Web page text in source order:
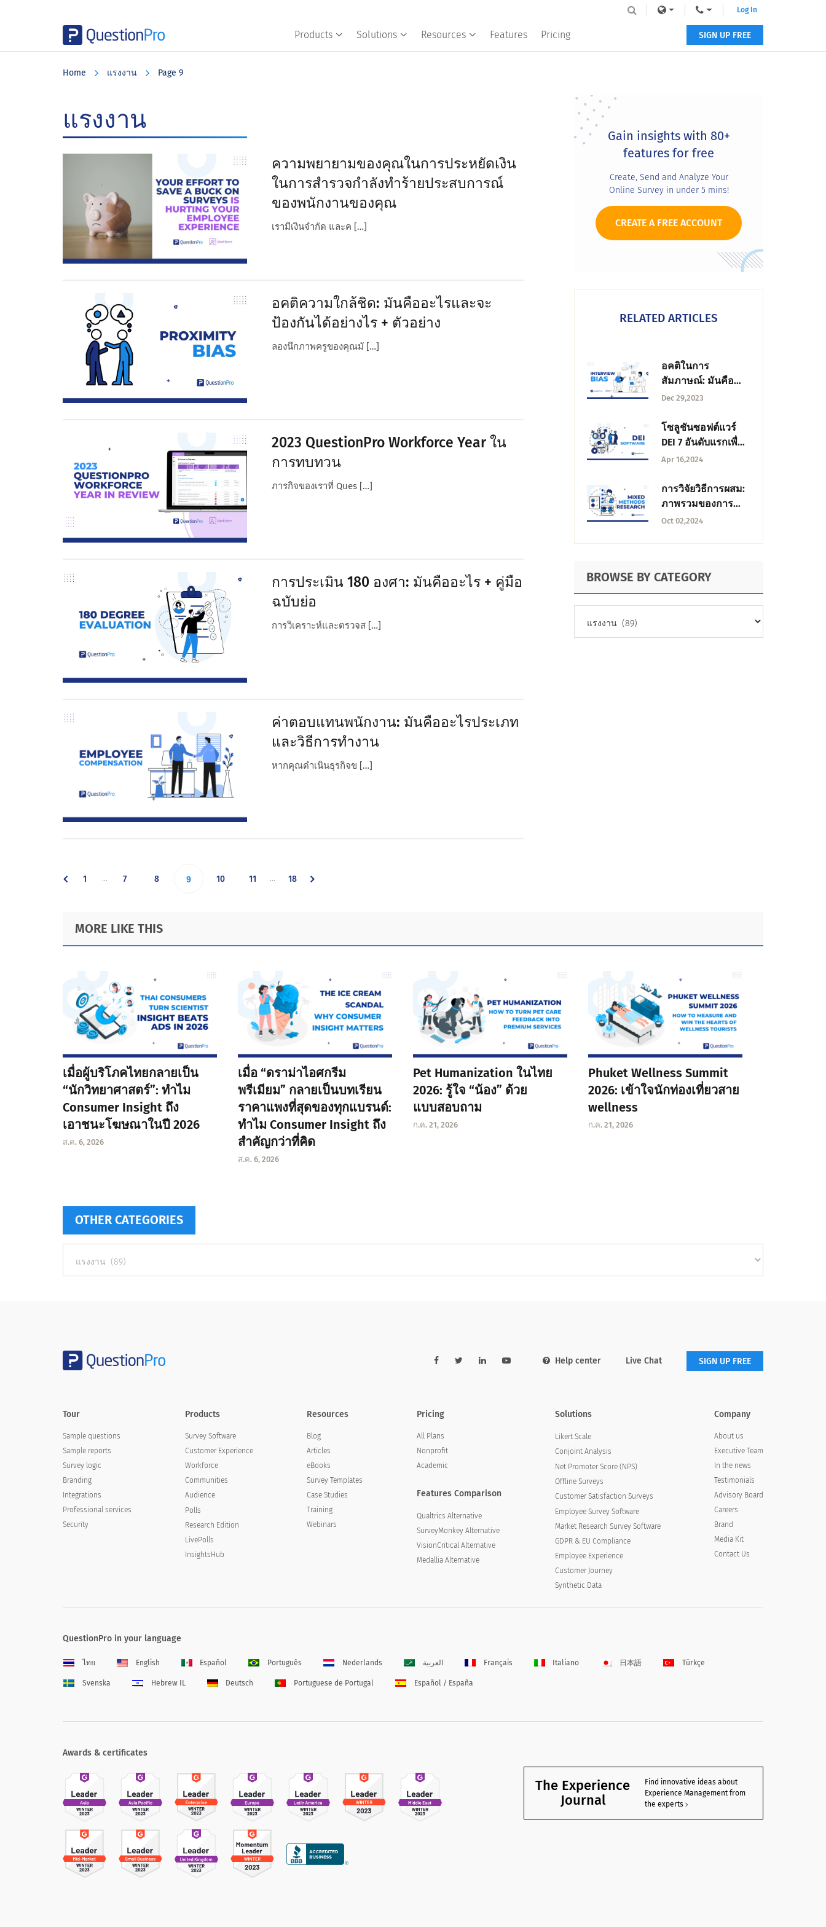
Products Solutions Resources Features Pricing
Log In
SIGN UP FREE
Home แรงงาน Page 9
แรงงาน
ความพยายามของคุณในการประหยัดเงิน
ในการสํารวจกําลังทําร้ายประสบการณ์
ของพนักงานของคุณ
เรามีเงินจํากัด และค […]
อคติความใกล้ชิด: มันคืออะไรและจะ
ป้องกันได้อย่างไร + ตัวอย่าง
ลองนึกภาพครูของคุณมั […]
2023 QuestionPro Workforce Year ใน
การทบทวน
ภารกิจของเราที่ Ques […]
การประเมิน 180 องศา: มันคืออะไร + คู่มือ
ฉบับย่อ
การวิเคราะห์และตรวจส […]
ค่าตอบแทนพนักงาน: มันคืออะไรประเภท
และวิธีการทํางาน
หากคุณดําเนินธุรกิจข […]
Go
1
pagesGo
7 Go
8 Go
9 Go
10 Go
11
pagesGo
18
Primary
SidebarGain insights with 80+
features for free
Create, Send and Analyze Your
Online Survey in under 5 mins!
CREATE A FREE ACCOUNT
RELATED ARTICLES
อคติในการ
สัมภาษณ์: มันคือ
อะไร ประเภท และ
Dec 29,2023
โซลูชันซอฟต์แวร์
DEI 7 อันดับแรกเพื่อ
เพิ่มศักยภาพให้กับที่
Apr 16,2024
การวิจัยวิธีการผสม:
ภาพรวมของการ
ออกแบบและเทคนิค
Oct 02,2024
BROWSE BY CATEGORY
CATEGORY
MORE LIKE THIS
เมื่อผู้บริโภคไทยกลายเป็น
“นักวิทยาศาสตร์”: ทำไม
Consumer Insight ถึง
เอาชนะโฆษณาในปี 2026
ส.ค. 6, 2026
เมื่อ “ดราม่าไอศกรีม
พรีเมียม” กลายเป็นบทเรียน
ราคาแพงที่สุดของทุกแบรนด์:
ทำไม Consumer Insight ถึง
สำคัญกว่าที่คิด
ส.ค. 6, 2026
Pet Humanization ในไทย
2026: รู้ใจ “น้อง” ด้วย
แบบสอบถาม
ก.ค. 21, 2026
Phuket Wellness Summit
2026: เข้าใจนักท่องเที่ยวสาย
wellness
ก.ค. 21, 2026
OTHER CATEGORIES
categories
Help center Live Chat SIGN UP FREE
Tour
Sample questions
Sample reports
Survey logic
Branding
Integrations
Professional services
Security
Products
Survey Software
Customer Experience
Workforce
Communities
Audience
Polls
Research Edition
LivePolls
InsightsHub
Resources
Blog
Articles
eBooks
Survey Templates
Case Studies
Training
Webinars
Pricing
All Plans
Nonprofit
Academic
Features Comparison
Qualtrics Alternative
SurveyMonkey Alternative
VisionCritical Alternative
Medallia Alternative
Solutions
Likert Scale
Conjoint Analysis
Net Promoter Score (NPS)
Offline Surveys
Customer Satisfaction Surveys
Employee Survey Software
Market Research Survey Software
GDPR & EU Compliance
Employee Experience
Customer Journey
Synthetic Data
Company
About us
Executive Team
In the news
Testimonials
Advisory Board
Careers
Brand
Media Kit
Contact Us
QuestionPro in your language
ไทย English Español Português Nederlands العربية Français Italiano 日本語 Türkçe
Svenska Hebrew IL Deutsch Portuguese de Portugal Español / España
Awards & certificates
The Experience
Journal
Find innovative ideas about
Experience Management from
the experts